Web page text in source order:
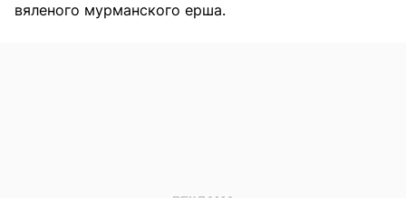
вяленого мурманского ерша.